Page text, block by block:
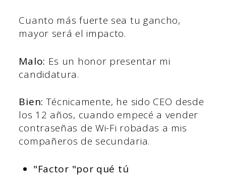
Cuanto más fuerte sea tu gancho,
mayor será el impacto.
Malo: Es un honor presentar mi
candidatura.
Bien: Técnicamente, he sido CEO desde
los 12 años, cuando empecé a vender
contraseñas de Wi-Fi robadas a mis
compañeros de secundaria.
"Factor "por qué tú